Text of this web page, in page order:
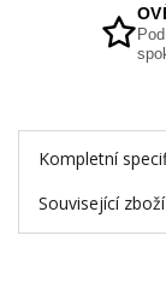
Kompletní
Související zboží